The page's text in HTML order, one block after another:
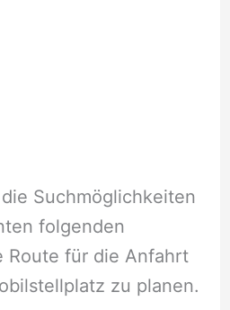
Suchmöglichkeiten
folgenden
Route für die Anfahrt
zu planen.